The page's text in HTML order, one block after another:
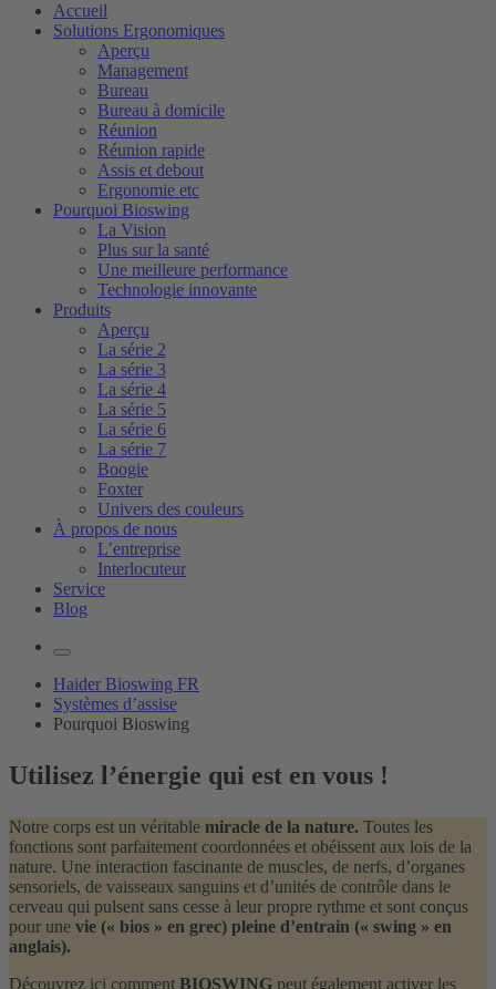
Accueil
Solutions Ergonomiques
Aperçu
Management
Bureau
Bureau à domicile
Réunion
Réunion rapide
Assis et debout
Ergonomie etc
Pourquoi Bioswing
La Vision
Plus sur la santé
Une meilleure performance
Technologie innovante
Produits
Aperçu
La série 2
La série 3
La série 4
La série 5
La série 6
La série 7
Boogie
Foxter
Univers des couleurs
À propos de nous
L’entreprise
Interlocuteur
Service
Blog
Haider Bioswing FR
Systèmes d’assise
Pourquoi Bioswing
Utilisez l’énergie qui est en vous !
Notre corps est un véritable miracle de la nature. Toutes les
fonctions sont parfaitement coordonnées et obéissent aux lois de la
nature. Une interaction fascinante de muscles, de nerfs, d’organes
sensoriels, de vaisseaux sanguins et d’unités de contrôle dans le
cerveau qui pulsent sans cesse à leur propre rythme et sont conçus
pour une vie (« bios » en grec) pleine d’entrain (« swing » en
anglais).
Découvrez ici comment BIOSWING peut également activer les